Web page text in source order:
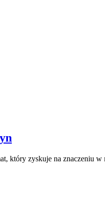
który zyskuje na znaczeniu